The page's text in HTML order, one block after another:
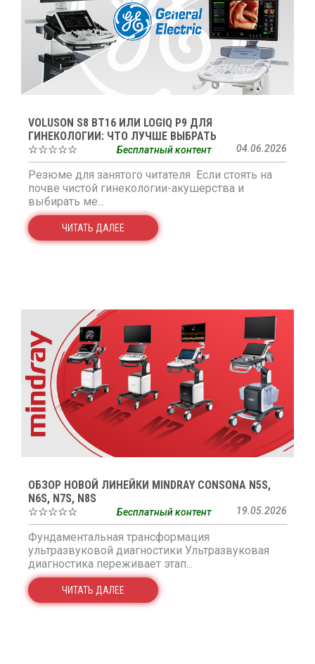
VOLUSON S8 BT16 ИЛИ LOGIQ P9 ДЛЯ
ГИНЕКОЛОГИИ: ЧТО ЛУЧШЕ ВЫБРАТЬ
☆☆☆☆☆
04.06.2026
Бесплатный контент
Резюме для занятого читателя Если стоять на
почве чистой гинекологии-акушерства и
выбирать ме...
ЧИТАТЬ ДАЛЕЕ
ОБЗОР НОВОЙ ЛИНЕЙКИ MINDRAY CONSONA N5S,
N6S, N7S, N8S
☆☆☆☆☆
19.05.2026
Бесплатный контент
Фундаментальная трансформация
ультразвуковой диагностики Ультразвуковая
диагностика переживает этап...
ЧИТАТЬ ДАЛЕЕ